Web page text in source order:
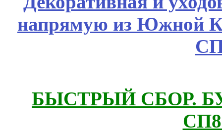
напрямую из
БЫСТРЫЙ СБОР.